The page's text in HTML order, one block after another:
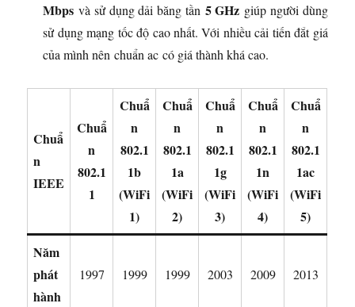
Mbps và sử dụng dải băng tần 5 GHz giúp người dùng
sử dụng mạng tốc độ cao nhất. Với nhiều cải tiến đắt giá
của mình nên chuẩn ac có giá thành khá cao.
Chuẩ
n
IEEE
Chuẩ
n
802.1
1
Chuẩ
n
802.1
1b
(WiFi
1)
Chuẩ
n
802.1
1a
(WiFi
2)
Chuẩ
n
802.1
1g
(WiFi
3)
Chuẩ
n
802.1
1n
(WiFi
4)
Chuẩ
n
802.1
1ac
(WiFi
5)
Năm
phát
hành
1997 1999 1999 2003 2009 2013